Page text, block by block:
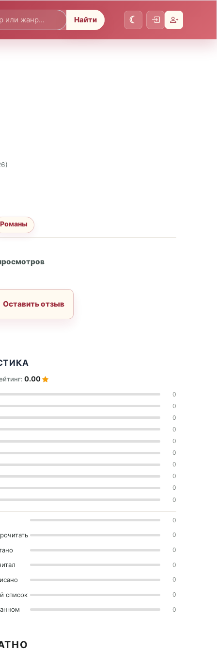
Найти
Романы
Оставить отзыв
0.00
0
0
0
0
0
0
0
0
0
0
0
0
0
0
0
список 0
0